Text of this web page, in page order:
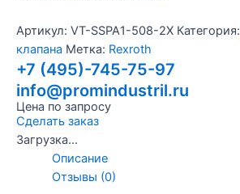
Артикул: VT-SSPA1-508-2X Категория:
клапана Метка: Rexroth
+7 (495)-745-75-97
info@promindustril.ru
Цена по запросу
Сделать заказ
Загрузка...
Описание
Отзывы (0)